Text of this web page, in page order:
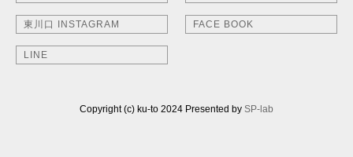
東川口 INSTAGRAM FACE BOOK
LINE
Copyright (c) ku-to 2024 Presented by SP-lab